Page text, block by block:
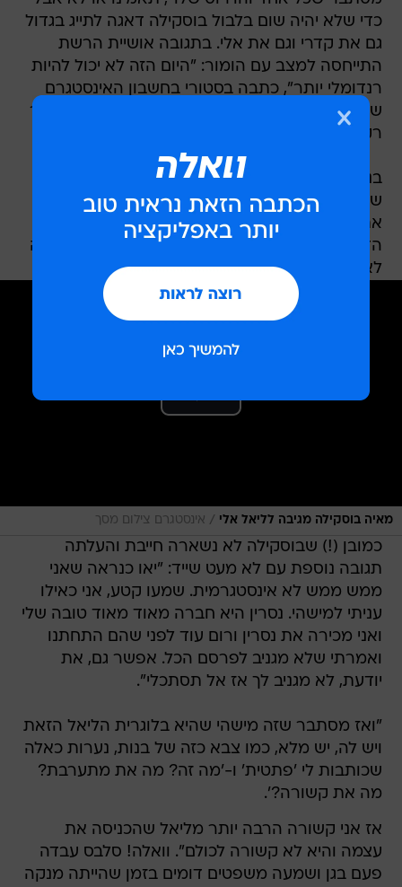
כדי שלא יהיה שום בלבול בוסקילה דאגה לתייג בגדול
גם את קדרי וגם את אלי. בתגובה אושיית הרשת
התייחסה למצב עם הומור: "היום הזה לא יכול להיות
רנדומלי יותר", כתבה בסטורי בחשבון האינסטגרם
שלה ולא שכחה להוסיף את "הלב" של הזמרת כשיר
רקע.
בנוסף, היא גם העלתה סרטון והרחיבה: "זוכרים
שתימן פתאום שיגרו עלינו טיל ואנחנו כזה 'אמא מה
אתה קשור?' כאילו הסתכלתי על תימן ואני כזה",
הדגימה אושיית הרשת פנים מופתעות: "אמא אם זה
לא היה הפרצוף שלי עכשיו".
מאיה בוסקילה מגיבה לליאל אלי / אינסטגרם צילום מסך
כמובן (!) שבוסקילה לא נשארה חייבת והעלתה
תגובה נוספת עם לא מעט שייד: "יאו כנראה שאני
ממש ממש לא אינסטגרמית. שמעו קטע, אני כאילו
עניתי למישהי. נסרין היא חברה מאוד מאוד טובה שלי
ואני מכירה את נסרין ורום עוד לפני שהם התחתנו
ואמרתי שלא מגניב לפרסם הכל. אפשר גם, את
יודעת, לא מגניב לך אז אל תסתכלי".
"ואז מסתבר שזה מישהי שהיא בלוגרית הליאל הזאת
ויש לה, יש מלא, כמו צבא כזה של בנות, נערות כאלה
שכותבות לי 'פתטית' ו-'מה זה? מה את מתערבת?
מה את קשורה?'.
אז אני קשורה הרבה יותר מליאל שהכניסה את
עצמה והיא לא קשורה לכולם". וואלה! סלבס עבדה
פעם בגן ושמעה משפטים דומים בזמן שהייתה מנקה